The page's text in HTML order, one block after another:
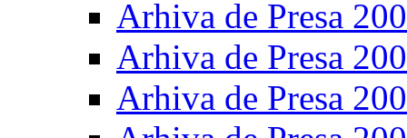
Arhiva de Presa
Arhiva de Presa
Arhiva de Presa